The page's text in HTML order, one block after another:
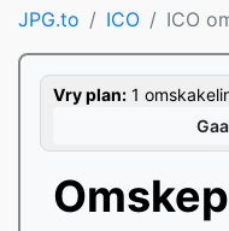
JPG.to ICO ICO
Vry plan: 1